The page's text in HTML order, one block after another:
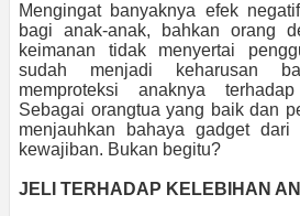
Mengingat banyaknya efek
bagi anak-anak, bahkan orang
keimanan tidak menyertai
sudah menjadi keharusan
memproteksi anaknya
Sebagai orangtua yang baik dan
menjauhkan bahaya gadget
kewajiban. Bukan begitu?
JELI TERHADAP KELEBIHAN